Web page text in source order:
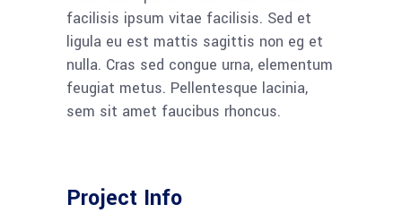
facilisis ipsum vitae facilisis. Sed et
ligula eu est mattis sagittis non eg et
nulla. Cras sed congue urna, elementum
feugiat metus. Pellentesque lacinia,
sem sit amet faucibus rhoncus.
Project Info